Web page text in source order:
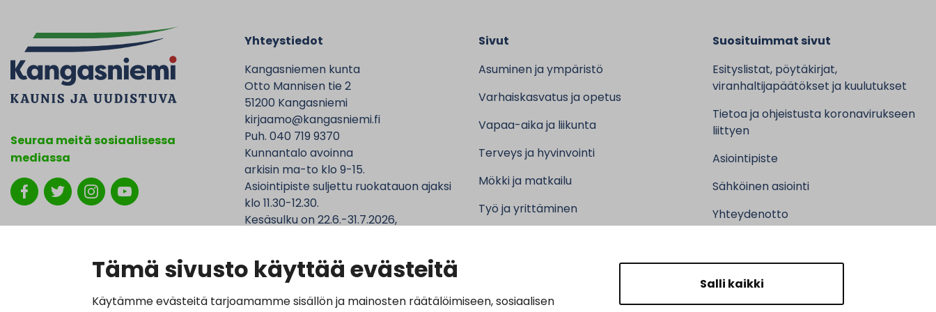
Tämä sivusto käyttää evästeitä
Käytämme evästeitä tarjoamamme sisällön ja mainosten räätälöimiseen, sosiaalisen
Salli kaikki
Seuraa meitä sosiaalisessa
mediassa
Yhteystiedot
Kangasniemen kunta
Otto Mannisen tie 2
51200 Kangasniemi
kirjaamo@kangasniemi.fi
Puh. 040 719 9370
Kunnantalo avoinna
arkisin ma-to klo 9-15.
Asiointipiste suljettu ruokatauon ajaksi
klo 11.30-12.30.
Kesäsulku on 22.6.-31.7.2026,
Sivut
Asuminen ja ympäristö
Varhaiskasvatus ja opetus
Vapaa-aika ja liikunta
Terveys ja hyvinvointi
Mökki ja matkailu
Työ ja yrittäminen
Suosituimmat sivut
Esityslistat, pöytäkirjat,
viranhaltijapäätökset ja kuulutukset
Tietoa ja ohjeistusta koronavirukseen
liittyen
Asiointipiste
Sähköinen asiointi
Yhteydenotto